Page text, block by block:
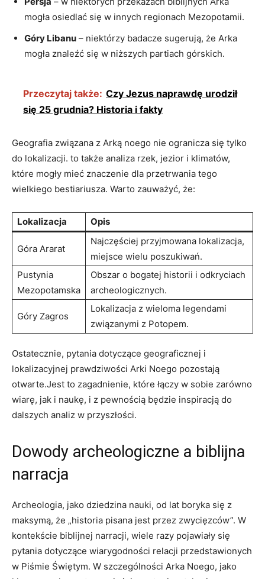
mogła osiedlać się w innych regionach ‌Mezopotamii.
Góry‍ Libanu –​ niektórzy badacze sugerują, że Arka
mogła znaleźć się w niższych partiach górskich.
Przeczytaj także: Czy Jezus naprawdę urodził
się 25 grudnia? Historia i fakty
Geografia związana z Arką noego nie ogranicza ​się tylko
do ⁤lokalizacji. to także analiza ‌rzek, jezior ⁣i klimatów,
‌które mogły mieć znaczenie ​dla przetrwania ‍tego
wielkiego bestiariusza. Warto zauważyć, że:
Lokalizacja Opis
Góra Ararat
Najczęściej przyjmowana lokalizacja,
‍miejsce wielu poszukiwań.
Pustynia⁢
Mezopotamska
Obszar o bogatej historii i ‌odkryciach
archeologicznych.
Góry Zagros
Lokalizacja z wieloma legendami‍
związanymi z⁤ Potopem.
Ostatecznie,⁤ pytania dotyczące geograficznej i
lokalizacyjnej prawdziwości Arki Noego‍ pozostają
otwarte.Jest to zagadnienie, które ⁤łączy w sobie zarówno
wiarę,​ jak ⁢i naukę, i​ z pewnością będzie inspiracją do
dalszych analiz w‌ przyszłości.
Dowody archeologiczne‍ a ​biblijna
narracja
Archeologia, jako​ dziedzina⁢ nauki, od lat boryka się z
maksymą, że „historia pisana‌ jest przez zwycięzców”. W⁣
kontekście biblijnej narracji, wiele razy pojawiały się
pytania⁢ dotyczące‍ wiarygodności relacji przedstawionych
w Piśmie Świętym. W szczególności ⁤Arka⁢ Noego, jako